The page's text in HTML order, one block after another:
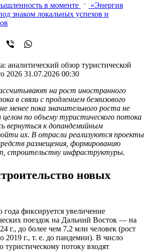
в моменте
«Энергия
знаком локальных успехов и
аналитический обзор туристической
2026 31.07.2026 00:30
на рост иностранного
в связи с продлением безвизового
менее пока значительного роста не
по объему туристического потока
вернуться к допандемийным
их. В отрасли реализуются проекты
размещения, формированию
строительству инфраструктуры.
новых
фиксируется увеличение
поездок на Дальний Восток — на
г., до более чем 7,2 млн человек (рост
2019 г., т. е. до пандемии). В число
туристическому потоку входят